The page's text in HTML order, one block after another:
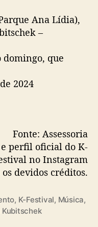
Ana Lídia),
–
domingo, que
2024
Fonte: Assessoria
e perfil oficial do K-
no Instagram
devidos créditos.
, K-Festival, Música,
Kubitschek